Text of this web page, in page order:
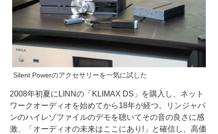
Silent Powerのアクセサリーを一気に試した
2008年初夏にLINNの「KLIMAX DS」を購入し、ネット
ワークオーディオを始めてから18年が経つ。リンジャパ
ンのハイレゾファイルのデモを聴いてその音の良さに感
激、「オーディオの未来はここにあり!」と確信し、高価